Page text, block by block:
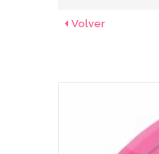
Volver